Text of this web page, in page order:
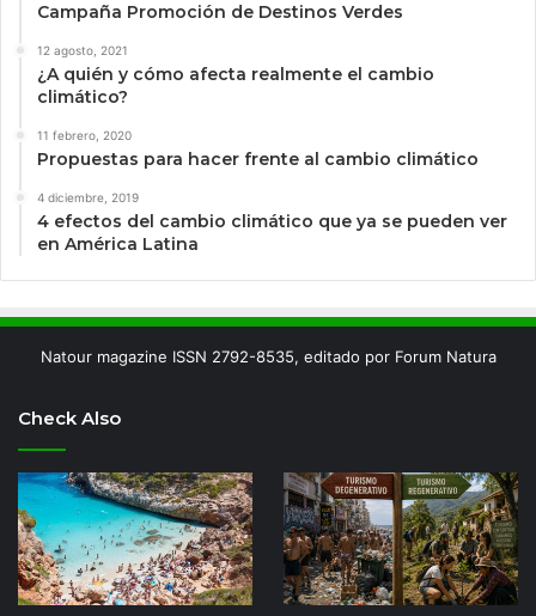
Campaña Promoción de Destinos Verdes
12 agosto, 2021
¿A quién y cómo afecta realmente el cambio
climático?
11 febrero, 2020
Propuestas para hacer frente al cambio climático
4 diciembre, 2019
4 efectos del cambio climático que ya se pueden ver
en América Latina
Natour magazine ISSN 2792-8535, editado por Forum Natura
Check Also